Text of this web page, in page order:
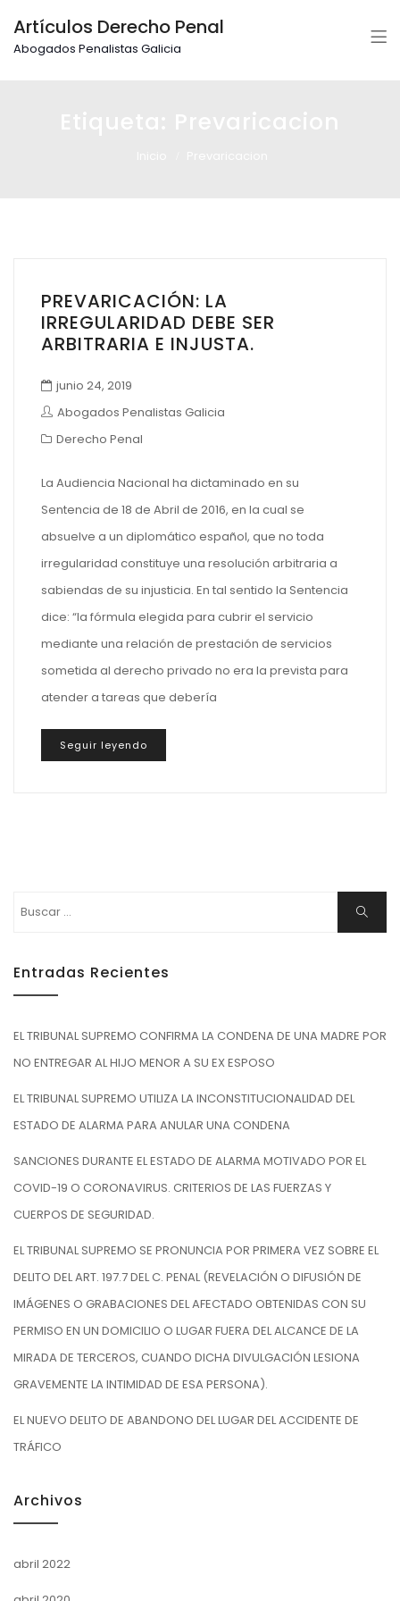
Artículos Derecho Penal
Abogados Penalistas Galicia
PREVARICACIÓN: LA
IRREGULARIDAD DEBE SER
ARBITRARIA E INJUSTA.
junio 24, 2019
Abogados Penalistas Galicia
Derecho Penal
La Audiencia Nacional ha dictaminado en su
Sentencia de 18 de Abril de 2016, en la cual se
absuelve a un diplomático español, que no toda
irregularidad constituye una resolución arbitraria a
sabiendas de su injusticia. En tal sentido la Sentencia
dice: “la fórmula elegida para cubrir el servicio
mediante una relación de prestación de servicios
sometida al derecho privado no era la prevista para
atender a tareas que debería
Seguir leyendo
Buscar
Entradas Recientes
EL TRIBUNAL SUPREMO CONFIRMA LA CONDENA DE UNA MADRE POR
NO ENTREGAR AL HIJO MENOR A SU EX ESPOSO
EL TRIBUNAL SUPREMO UTILIZA LA INCONSTITUCIONALIDAD DEL
ESTADO DE ALARMA PARA ANULAR UNA CONDENA
SANCIONES DURANTE EL ESTADO DE ALARMA MOTIVADO POR EL
COVID-19 O CORONAVIRUS. CRITERIOS DE LAS FUERZAS Y
CUERPOS DE SEGURIDAD.
EL TRIBUNAL SUPREMO SE PRONUNCIA POR PRIMERA VEZ SOBRE EL
DELITO DEL ART. 197.7 DEL C. PENAL (REVELACIÓN O DIFUSIÓN DE
IMÁGENES O GRABACIONES DEL AFECTADO OBTENIDAS CON SU
PERMISO EN UN DOMICILIO O LUGAR FUERA DEL ALCANCE DE LA
MIRADA DE TERCEROS, CUANDO DICHA DIVULGACIÓN LESIONA
GRAVEMENTE LA INTIMIDAD DE ESA PERSONA).
EL NUEVO DELITO DE ABANDONO DEL LUGAR DEL ACCIDENTE DE
TRÁFICO
Archivos
abril 2022